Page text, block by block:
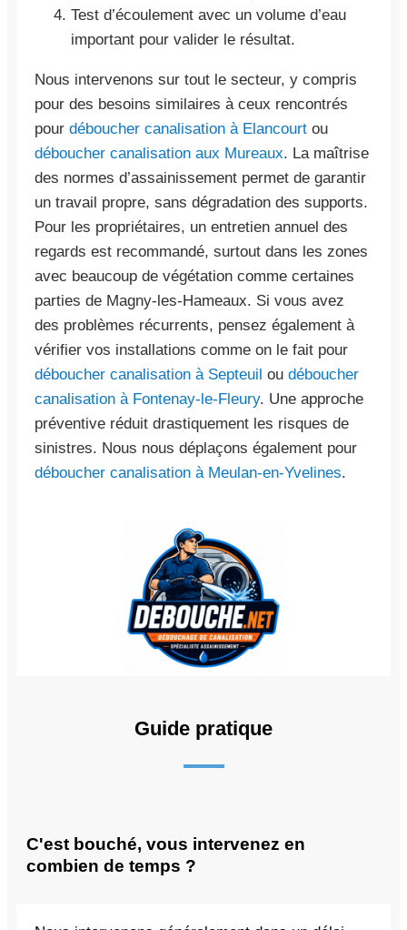
Test d’écoulement avec un volume d’eau
important pour valider le résultat.
Nous intervenons sur tout le secteur, y compris
pour des besoins similaires à ceux rencontrés
pour déboucher canalisation à Elancourt ou
déboucher canalisation aux Mureaux. La maîtrise
des normes d’assainissement permet de garantir
un travail propre, sans dégradation des supports.
Pour les propriétaires, un entretien annuel des
regards est recommandé, surtout dans les zones
avec beaucoup de végétation comme certaines
parties de Magny-les-Hameaux. Si vous avez
des problèmes récurrents, pensez également à
vérifier vos installations comme on le fait pour
déboucher canalisation à Septeuil ou déboucher
canalisation à Fontenay-le-Fleury. Une approche
préventive réduit drastiquement les risques de
sinistres. Nous nous déplaçons également pour
déboucher canalisation à Meulan-en-Yvelines.
Guide pratique
C'est bouché, vous intervenez en
combien de temps ?